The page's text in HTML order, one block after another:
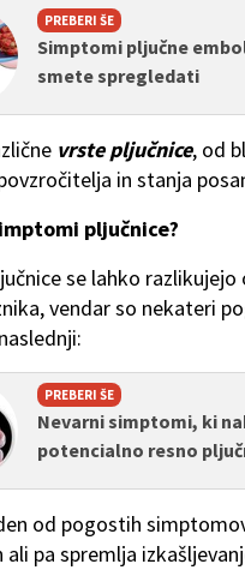
PREBERI ŠE
Simptomi pljučne
smete spregledati
vrste pljučnice, od
in stanja
pljučnice?
se lahko razlikujejo
vendar so nekateri
PREBERI ŠE
Nevarni simptomi, ki
potencialno resno
od pogostih
ali pa spremlja